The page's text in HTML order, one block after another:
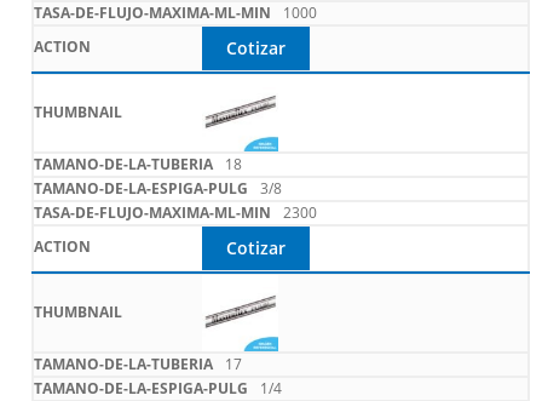
1000
Cotizar
18
3/8
2300
Cotizar
17
1/4